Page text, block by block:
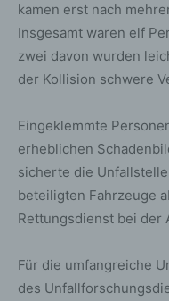
kamen erst nach
Insgesamt waren elf
zwei davon wurden
der Kollision schwere
Eingeklemmte
erheblichen
sicherte die
beteiligten Fahrzeuge
Rettungsdienst bei der
Für die umfangreiche
des